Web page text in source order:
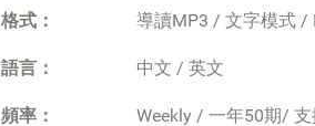
格式： 導讀MP3 / 文字模式 /
語言： 中文 / 英文
頻率： Weekly / 一年50期/